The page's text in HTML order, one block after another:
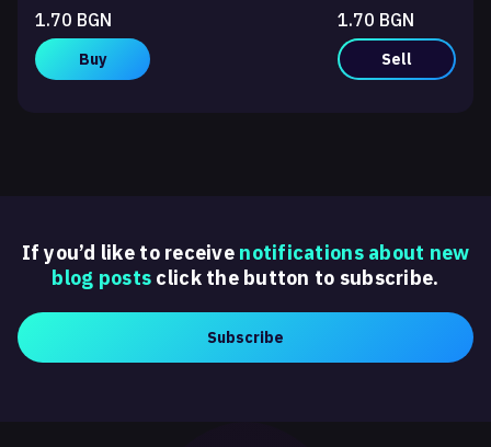
1.70 BGN
Buy
1.70 BGN
Sell
If you’d like to receive notifications about new
blog posts click the button to subscribe.
Subscribe